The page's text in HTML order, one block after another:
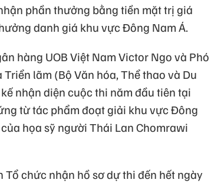
phần thưởng bằng tiền mặt trị giá
danh giá khu vực Đông Nam Á.
hàng UOB Việt Nam Victor Ngo và Phó
lãm (Bộ Văn hóa, Thể thao và Du
nhận diện cuộc thi năm đầu tiên tại
từ tác phẩm đoạt giải khu vực Đông
họa sỹ người Thái Lan Chomrawi
chức nhận hồ sơ dự thi đến hết ngày